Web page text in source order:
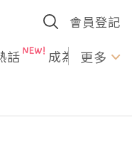
會員登記
話 成為U更多